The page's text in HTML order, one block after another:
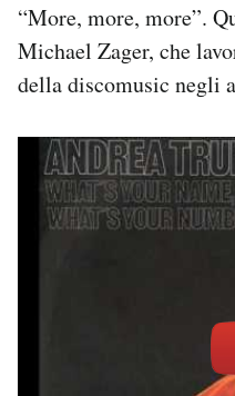
“More, more, more”.
Michael Zager, che
della discomusic negli